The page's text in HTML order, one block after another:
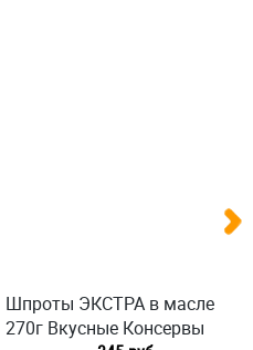
Шпроты ЭКСТРА в масле
270г Вкусные Консервы